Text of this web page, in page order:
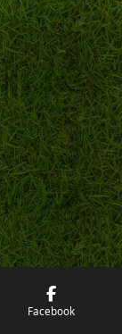
Facebook